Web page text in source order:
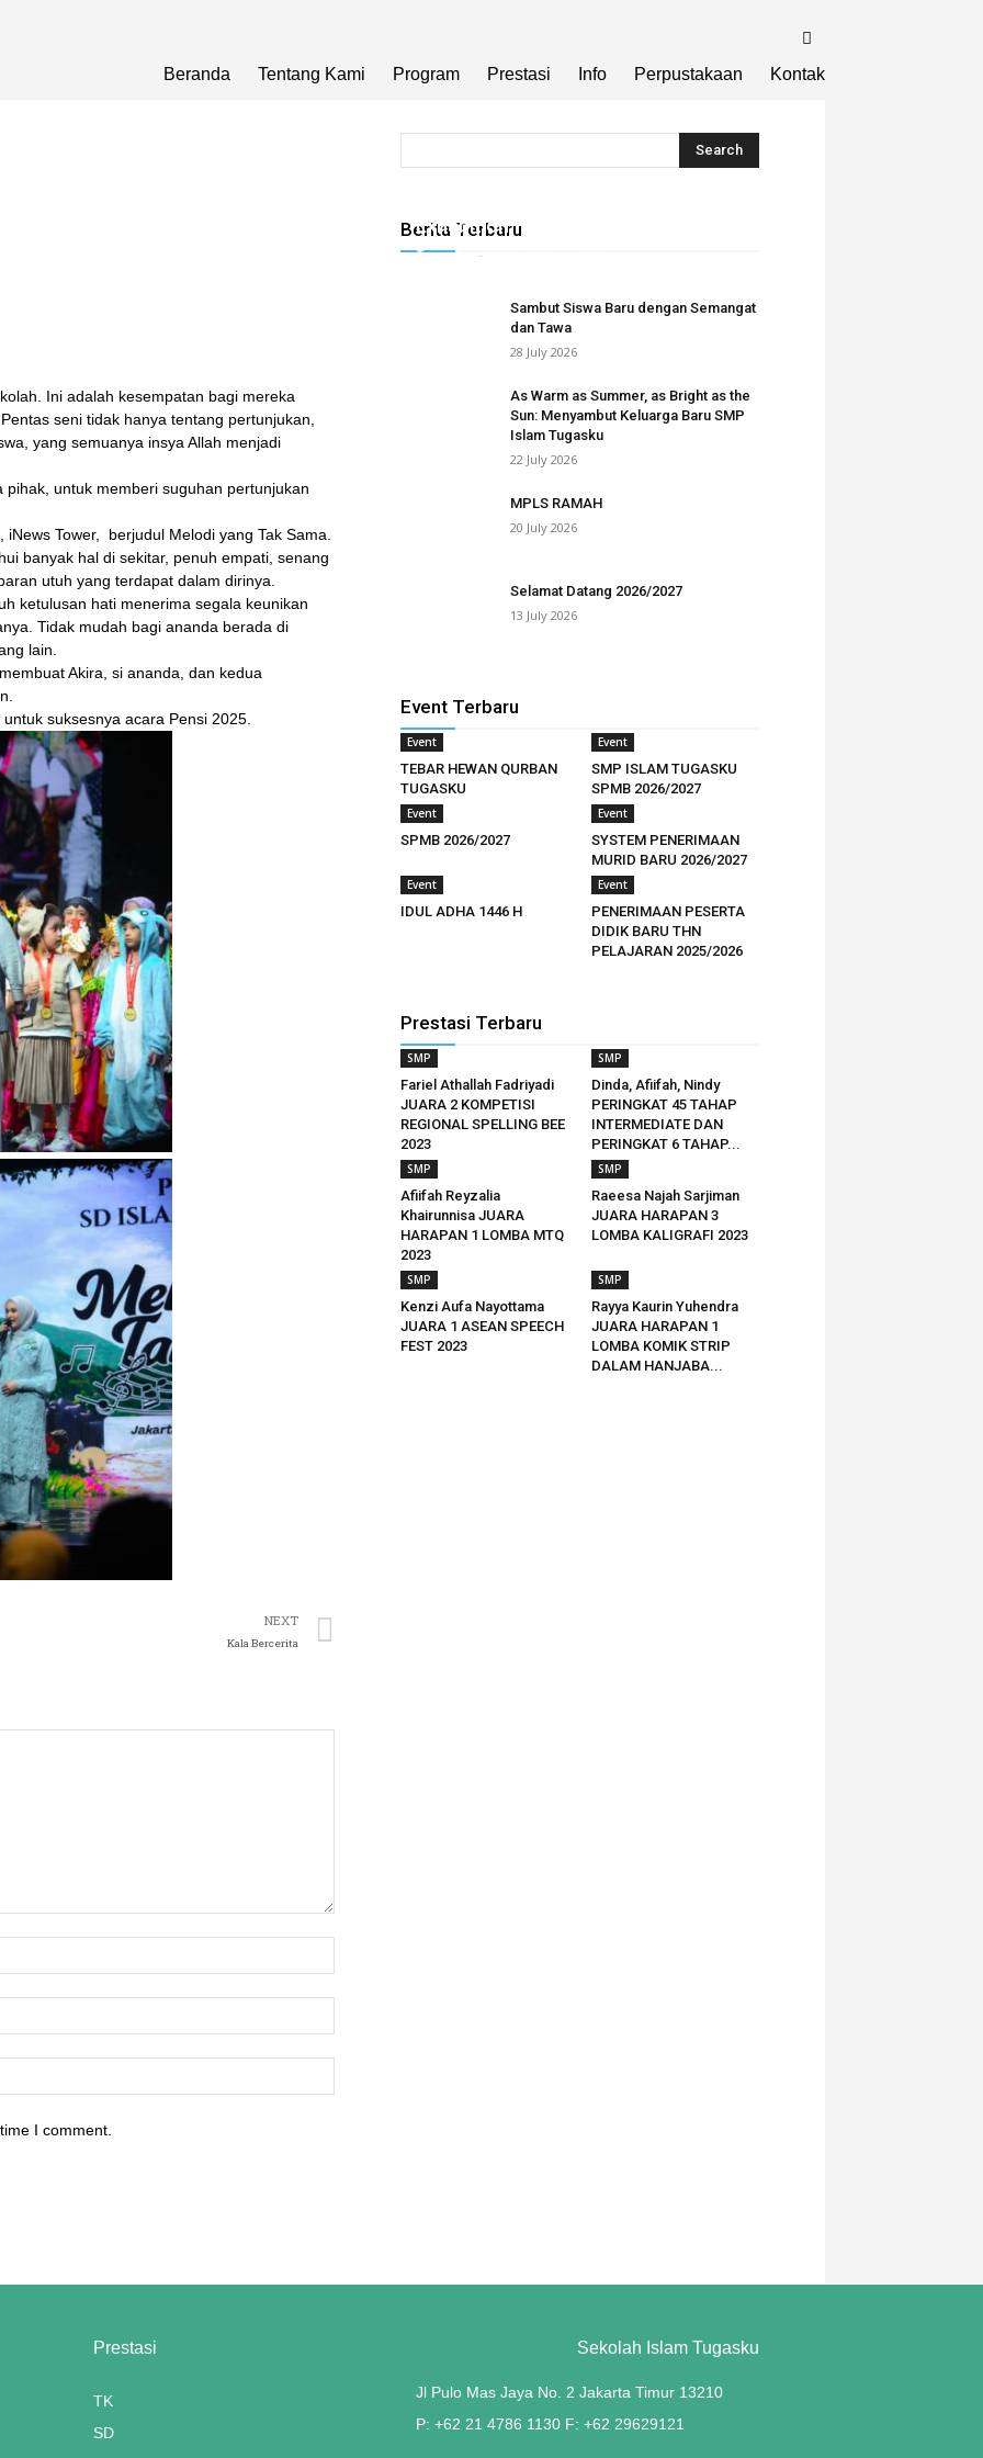
Beranda Tentang Kami Program Prestasi Info Perpustakaan Kontak
Ini adalah kesempatan bagi mereka
seni tidak hanya tentang pertunjukan,
yang semuanya insya Allah menjadi
untuk memberi suguhan pertunjukan
Tower, berjudul Melodi yang Tak Sama.
banyak hal di sekitar, penuh empati, senang
utuh yang terdapat dalam dirinya.
ketulusan hati menerima segala keunikan
Tidak mudah bagi ananda berada di
lain.
Akira, si ananda, dan kedua
suksesnya acara Pensi 2025.
NEXT
Kala Bercerita
I comment.
Berita Terbaru
Exhabition
Tugasku -
Sambut Siswa Baru dengan Semangat
dan Tawa
28 July 2026
As Warm as Summer, as Bright as the
Sun: Menyambut Keluarga Baru SMP
Islam Tugasku
22 July 2026
MPLS RAMAH
20 July 2026
Selamat Datang 2026/2027
13 July 2026
Event Terbaru
Event
TEBAR HEWAN QURBAN
TUGASKU
Event
SMP ISLAM TUGASKU
SPMB 2026/2027
Event
SPMB 2026/2027
Event
SYSTEM PENERIMAAN
MURID BARU 2026/2027
Event
IDUL ADHA 1446 H
Event
PENERIMAAN PESERTA
DIDIK BARU THN
PELAJARAN 2025/2026
Prestasi Terbaru
SMP
Fariel Athallah Fadriyadi
JUARA 2 KOMPETISI
REGIONAL SPELLING BEE
2023
SMP
Dinda, Afiifah, Nindy
PERINGKAT 45 TAHAP
INTERMEDIATE DAN
PERINGKAT 6 TAHAP...
SMP
Afiifah Reyzalia
Khairunnisa JUARA
HARAPAN 1 LOMBA MTQ
2023
SMP
Raeesa Najah Sarjiman
JUARA HARAPAN 3
LOMBA KALIGRAFI 2023
SMP
Kenzi Aufa Nayottama
JUARA 1 ASEAN SPEECH
FEST 2023
SMP
Rayya Kaurin Yuhendra
JUARA HARAPAN 1
LOMBA KOMIK STRIP
DALAM HANJABA...
Prestasi
TK
SD
Sekolah Islam Tugasku
Jl Pulo Mas Jaya No. 2 Jakarta Timur 13210
P: +62 21 4786 1130 F: +62 29629121